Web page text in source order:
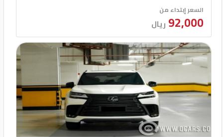
السعر إبتداء من
92,000 ريال